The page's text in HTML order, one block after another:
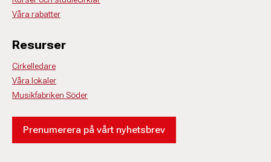
Våra rabatter
Resurser
Cirkelledare
Våra lokaler
Musikfabriken Söder
Prenumerera på vårt nyhetsbrev